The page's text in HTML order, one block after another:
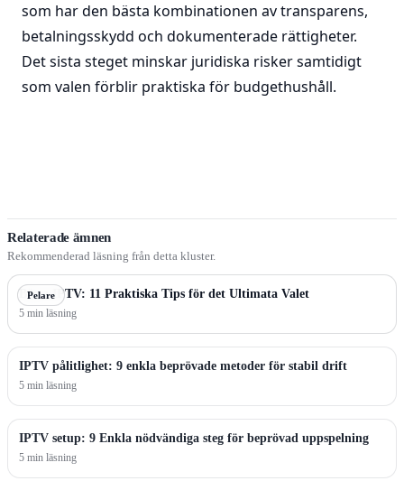
som har den bästa kombinationen av transparens,
betalningsskydd och dokumenterade rättigheter.
Det sista steget minskar juridiska risker samtidigt
som valen förblir praktiska för budgethushåll.
Relaterade ämnen
Rekommenderad läsning från detta kluster.
Pelare
Bästa IPTV: 11 Praktiska Tips för det Ultimata Valet
5 min läsning
IPTV pålitlighet: 9 enkla beprövade metoder för stabil drift
5 min läsning
IPTV setup: 9 Enkla nödvändiga steg för beprövad uppspelning
5 min läsning